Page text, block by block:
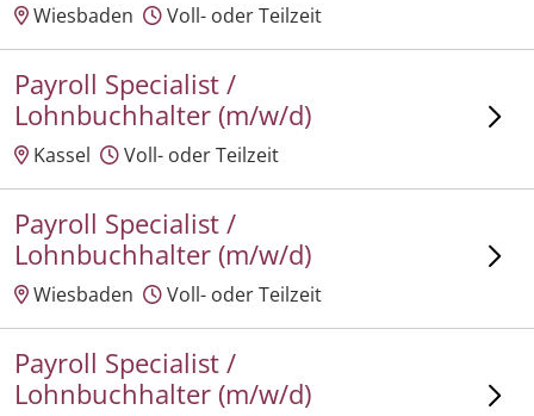
Wiesbaden Voll- oder Teilzeit
Payroll Specialist /
Lohnbuchhalter (m/w/d)
Kassel Voll- oder Teilzeit
Payroll Specialist /
Lohnbuchhalter (m/w/d)
Wiesbaden Voll- oder Teilzeit
Payroll Specialist /
Lohnbuchhalter (m/w/d)